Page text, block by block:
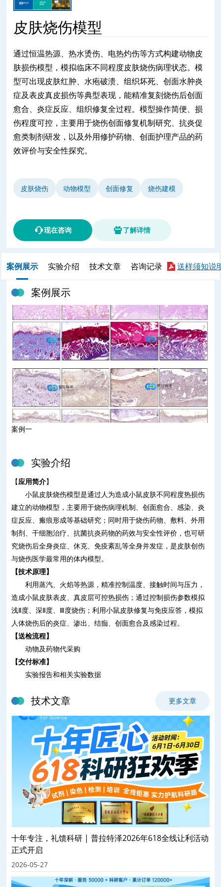
皮肤烧伤模型
通过恒温热源、热水烫伤、电热灼伤等方式构建动物皮
肤损伤模型，模拟临床不同程度皮肤烧伤病理状态。模
型可出现皮肤红肿、水疱破溃、组织坏死、创面水肿炎
症及表皮真皮损伤等典型表现，能精准复刻烧伤后创面
愈合、炎症反应、组织修复全过程。模型操作简便、损
伤程度可控，主要用于烧伤创面修复机制研究、抗炎促
愈类制剂研发，以及外用修护药物、创面护理产品的药
效评价与安全性探究。
皮肤烧伤 动物模型 创面修复 烧伤建模
现在咨询 了解详情
案例展示 实验介绍 技术文章 咨询记录 送样须知说
案例展示
案例一
实验介绍
【应用简介】
小鼠皮肤烧伤模型是通过人为造成小鼠皮肤不同程度热损伤
建立的动物模型，主要用于烧伤病理机制、创面愈合、感染、炎
症反应、瘢痕形成等基础研究；同时用于烧伤药物、敷料、外用
制剂、干细胞治疗、抗菌抗炎药物的药效与安全性评价，也可研
究烧伤后全身炎症、休克、免疫紊乱等全身并发症，是皮肤创伤
与烧伤医学最常用的体内模型。
【技术原理】
利用蒸汽、火焰等热源，精准控制温度、接触时间与压力，
造成小鼠皮肤表皮、真皮层可控热损伤；通过控制损伤参数模拟
浅Ⅱ度、深Ⅱ度、Ⅲ度烧伤；利用小鼠皮肤修复与免疫应答，模拟
人体烧伤后的炎症、渗出、结痂、创面愈合及感染过程。
【送检流程】
动物及药物代采购
【交付标准】
实验报告和相关实验数据
技术文章 更多文章
十年专注，礼馈科研 | 普拉特泽2026年618全线让利活动
正式开启
2026-05-27